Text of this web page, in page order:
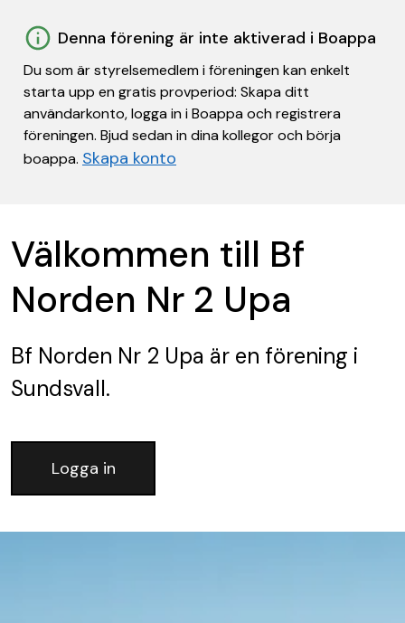
Denna förening är inte aktiverad i Boappa
Du som är styrelsemedlem i föreningen kan enkelt
starta upp en gratis provperiod: Skapa ditt
användarkonto, logga in i Boappa och registrera
föreningen. Bjud sedan in dina kollegor och börja
boappa. Skapa konto
Välkommen till Bf
Norden Nr 2 Upa
Bf Norden Nr 2 Upa är en förening i
Sundsvall.
Logga in